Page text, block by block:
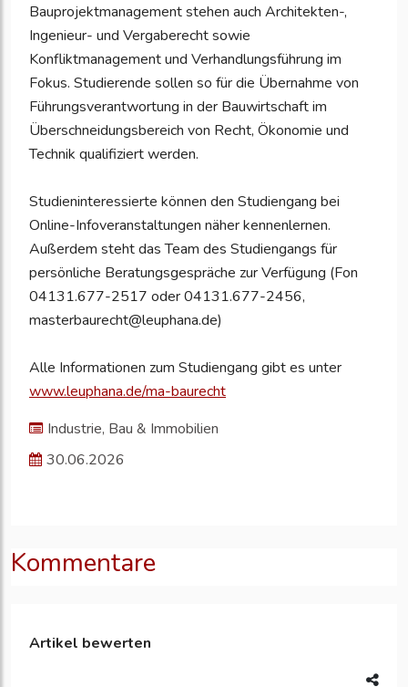
Bauprojektmanagement stehen auch Architekten-,
Ingenieur- und Vergaberecht sowie
Konfliktmanagement und Verhandlungsführung im
Fokus. Studierende sollen so für die Übernahme von
Führungsverantwortung in der Bauwirtschaft im
Überschneidungsbereich von Recht, Ökonomie und
Technik qualifiziert werden.
Studieninteressierte können den Studiengang bei
Online-Infoveranstaltungen näher kennenlernen.
Außerdem steht das Team des Studiengangs für
persönliche Beratungsgespräche zur Verfügung (Fon
04131.677-2517 oder 04131.677-2456,
masterbaurecht@leuphana.de)
Alle Informationen zum Studiengang gibt es unter
www.leuphana.de/ma-baurecht
Industrie, Bau & Immobilien
30.06.2026
Kommentare
Artikel bewerten